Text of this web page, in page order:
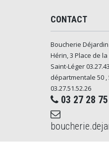
CONTACT
Boucherie Déjardin
Hérin, 3 Place de
Saint-Léger
départmentale 50 ,
03.27.51.52.26
03 27 28